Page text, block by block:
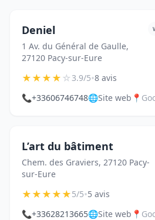
Deniel
1 Av. du Général de Gaulle,
27120 Pacy-sur-Eure
★★★★☆3.9/5•8 avis
📞+33606746748🌐Site web 📍
L’art du bâtiment
Chem. des Graviers, 27120 Pacy-
sur-Eure
★★★★★5/5•5 avis
📞+33628213665🌐Site web 📍